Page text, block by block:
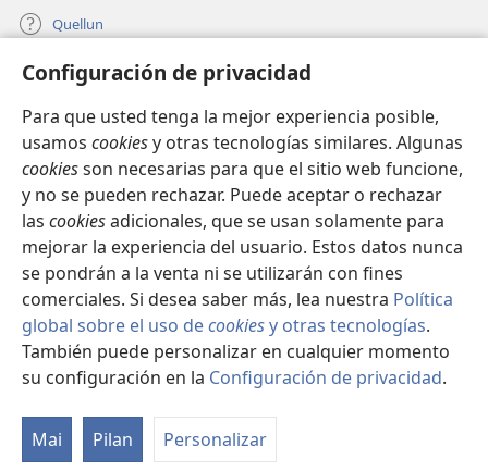
Configuración de privacidad
Para que usted tenga la mejor experiencia posible,
usamos cookiesy otras tecnologías similares. Algunas
cookiesson necesarias para que el sitio web funcione,
y no se pueden rechazar. Puede aceptar o rechazar
las cookiesadicionales, que se usan solamente para
mejorar la experiencia del usuario. Estos datos nunca
se pondrán a la venta ni se utilizarán con fines
comerciales. Si desea saber más, lea nuestra Política
global sobre el uso decookiesy otras tecnologías.
También puede personalizar en cualquier momento
su configuración en la Configuración de privacidad.
Mai Pilan Personalizar
Quellun
Tami quelluntucuquem plata mu
quiñe
hue
pestaña
mu)
INTERNET MÜLEYECHI LIFRU Watchtower™
(peafiel
quiñe
hue
pestaña
mu)
JW Hub
(peafiel
quiñe
hue
pestaña
mu)
JW Library ®
Copyright© 2026 Watch Tower Bible and Tract Society of Pennsylvania.
CONDICIONES DE USO| POLÍTICA DE PRIVACIDAD
|
CONFIGURACIÓN DE PRIVACIDAD